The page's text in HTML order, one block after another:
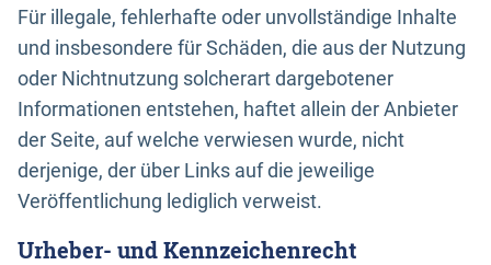
Für illegale, fehlerhafte oder unvollständige Inhalte
und insbesondere für Schäden, die aus der Nutzung
oder Nichtnutzung solcherart dargebotener
Informationen entstehen, haftet allein der Anbieter
der Seite, auf welche verwiesen wurde, nicht
derjenige, der über Links auf die jeweilige
Veröffentlichung lediglich verweist.
Urheber- und Kennzeichenrecht